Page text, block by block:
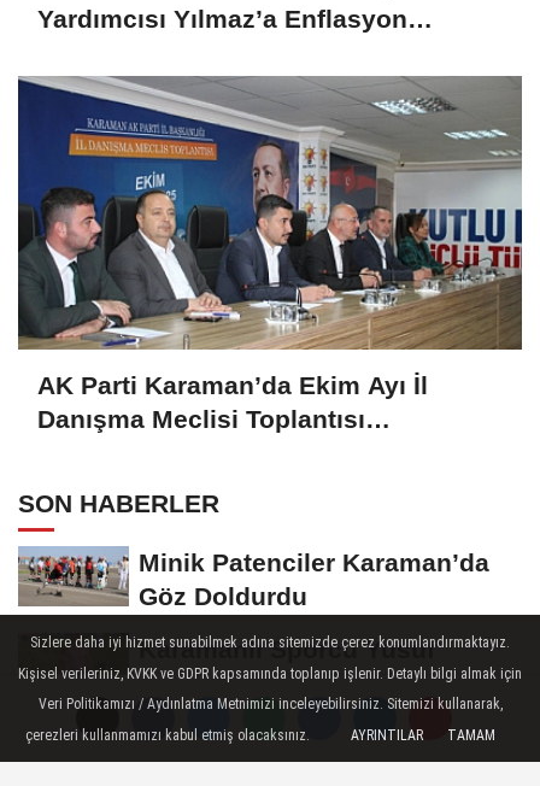
Yardımcısı Yılmaz’a Enflasyon
Iskalanıyor?
AK Parti Karaman’da Ekim Ayı İl
Danışma Meclisi Toplantısı
SON HABERLER
Minik Patenciler Karaman’da
Göz Doldurdu
Karamanlı Sporcu Yusuf
Ceran’dan Türkiye Liginde
Bronz Madalya
Karaman'da Anneler Gününe
Özel Duygu Dolu Şiir Dinletisi
Sizlere daha iyi hizmet sunabilmek adına sitemizde çerez konumlandırmaktayız.
Kişisel verileriniz, KVKK ve GDPR kapsamında toplanıp işlenir. Detaylı bilgi almak için
Veri Politikamızı / Aydınlatma Metnimizi inceleyebilirsiniz. Sitemizi kullanarak,
çerezleri kullanmamızı kabul etmiş olacaksınız.
AYRINTILAR TAMAM